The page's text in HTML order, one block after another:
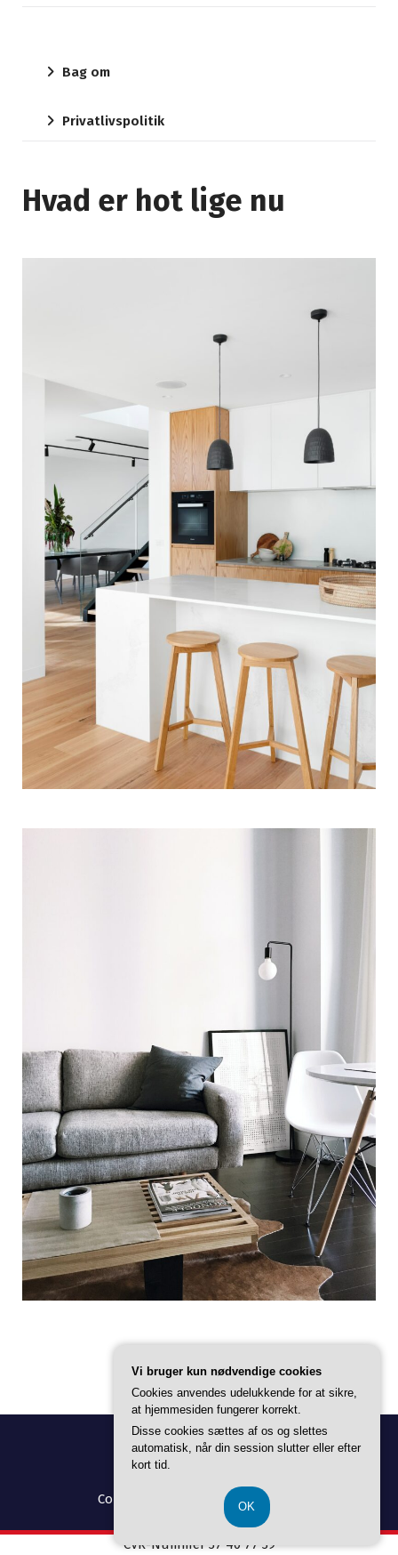
Bag om
Privatlivspolitik
Hvad er hot lige nu
Copyright © 2026 Alt Til Boligen |
CVR-Nummer 37 40 77 39
Vi bruger kun nødvendige cookies
Cookies anvendes udelukkende for at sikre,
at hjemmesiden fungerer korrekt.
Disse cookies sættes af os og slettes
automatisk, når din session slutter eller efter
kort tid.
OK